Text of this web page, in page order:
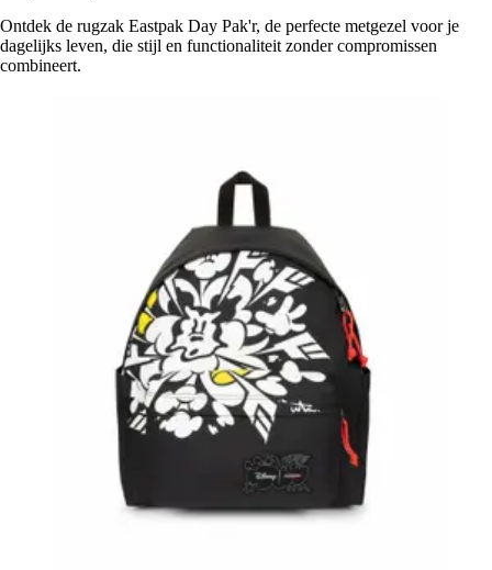
Ontdek de rugzak Eastpak Day Pak'r, de perfecte metgezel voor je
dagelijks leven, die stijl en functionaliteit zonder compromissen
combineert.